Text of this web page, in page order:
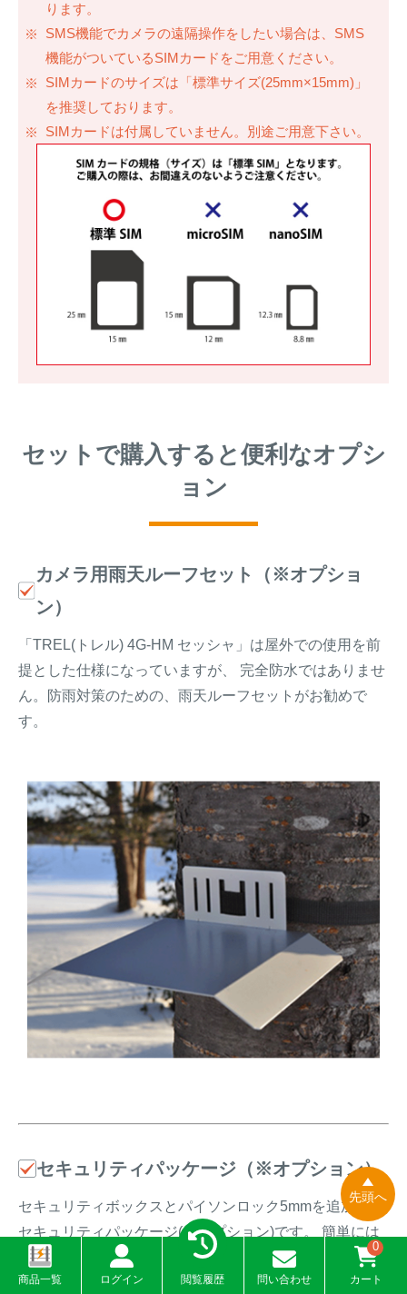
ります。
SMS機能でカメラの遠隔操作をしたい場合は、SMS
機能がついているSIMカードをご用意ください。
SIMカードのサイズは「標準サイズ(25mm×15mm)」
を推奨しております。
SIMカードは付属していません。別途ご用意下さい。
セットで購入すると便利なオプシ
ョン
カメラ用雨天ルーフセット（※オプショ
ン）
「TREL(トレル) 4G-HM セッシャ」は屋外での使用を前
提とした仕様になっていますが、 完全防水ではありませ
ん。防雨対策のための、雨天ルーフセットがお勧めで
す。
セキュリティパッケージ（※オプション）
セキュリティボックスとパイソンロック5mmを追加した
セキュリティパッケージ(※オプション)です。 簡単には
切断できないパイソンロックをスチール製で強固なセキ
ュリティボックスの穴に通してカギをかけることでカメ
商品一覧 ログイン 閲覧履歴 問い合わせ
0
カート
先頭へ